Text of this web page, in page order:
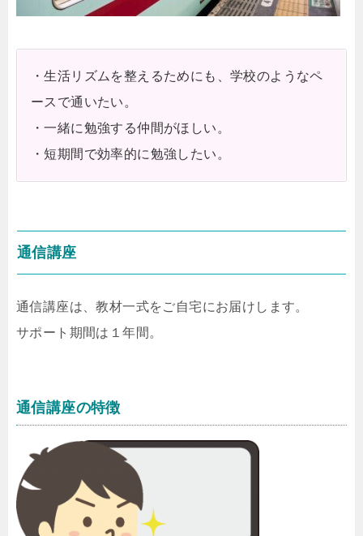
・生活リズムを整えるためにも、学校のようなペ
ースで通いたい。
・一緒に勉強する仲間がほしい。
・短期間で効率的に勉強したい。
通信講座
通信講座は、教材一式をご自宅にお届けします。
サポート期間は１年間。
通信講座の特徴